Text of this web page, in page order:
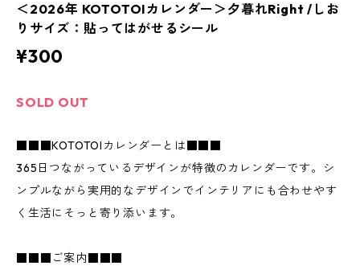
＜2026年 KOTOTOIカレンダー＞夕暮れRight /しお
りサイズ：貼ってはがせるシール
¥300
SOLD OUT
■■■KOTOTOIカレンダーとは■■■
365日つながっているデザインが特徴のカレンダーです。シ
ンプルながら実用的なデザインでインテリアにも合わせやす
く生活にそっと寄り添います。
■■■ご案内■■■